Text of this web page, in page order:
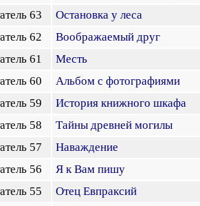
63
Остановка у леса
62
Воображаемый друг
61
Месть
60
Альбом с фотографиями
59
История книжного шкафа
58
Тайны древней могилы
57
Наваждение
56
Я к Вам пишу
55
Отец Евпраксий